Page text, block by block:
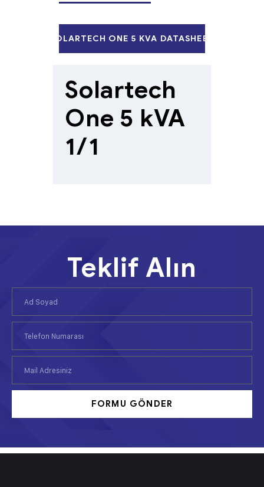
SOLARTECH ONE 5 KVA DATASHEET
Solartech
One 5 kVA
1/1
Teklif Alın
FORMU GÖNDER